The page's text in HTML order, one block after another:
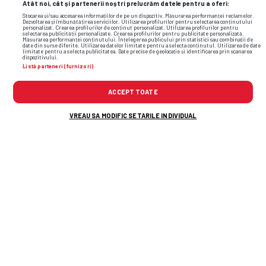
Atât noi, cât și partenerii noștri prelucrăm datele pentru a oferi:
Stocarea și/sau accesarea informațiilor de pe un dispozitiv. Măsurarea performanței reclamelor.
Dezvoltarea și îmbunătățirea serviciilor. Utilizarea profilurilor pentru selectarea conținutului
personalizat. Crearea profilurilor de conținut personalizat. Utilizarea profilurilor pentru
selectarea publicității personalizate. Crearea profilurilor pentru publicitate personalizată.
Măsurarea performanței conținutului. Înțelegerea publicului prin statistici sau combinații de
date din surse diferite. Utilizarea datelor limitate pentru a selecta conținutul. Utilizarea de date
limitate pentru a selecta publicitatea. Date precise de geolocație și identificarea prin scanarea
dispozitivului.
Listă parteneri (furnizori)
ACCEPT TOATE
VREAU SA MODIFIC SETARILE INDIVIDUAL